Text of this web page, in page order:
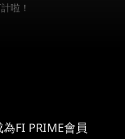
啦！
FI PRIME會員